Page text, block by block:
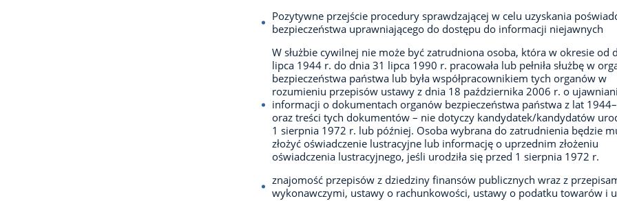
Pozytywne przejście procedury sprawdzającej w celu uzyskania
bezpieczeństwa uprawniającego do dostępu do informacji niejawnych
W służbie cywilnej nie może być zatrudniona osoba, która w okresie od
lipca 1944 r. do dnia 31 lipca 1990 r. pracowała lub pełniła służbę w
bezpieczeństwa państwa lub była współpracownikiem tych organów w
rozumieniu przepisów ustawy z dnia 18 października 2006 r. o
informacji o dokumentach organów bezpieczeństwa państwa z lat
oraz treści tych dokumentów – nie dotyczy kandydatek/kandydatów
1 sierpnia 1972 r. lub później. Osoba wybrana do zatrudnienia będzie
złożyć oświadczenie lustracyjne lub informację o uprzednim złożeniu
oświadczenia lustracyjnego, jeśli urodziła się przed 1 sierpnia 1972 r.
znajomość przepisów z dziedziny finansów publicznych wraz z
wykonawczymi, ustawy o rachunkowości, ustawy o podatku towarów i